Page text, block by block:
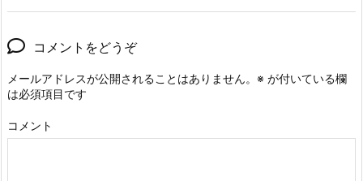
コメントをどうぞ
メールアドレスが公開されることはありません。 ※ が付いている欄
は必須項目です
コメント